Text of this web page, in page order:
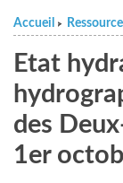
Accueil >
Etat
des
1er